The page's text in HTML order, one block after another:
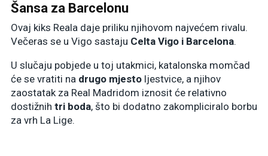
Šansa za Barcelonu
Ovaj kiks Reala daje priliku njihovom najvećem rivalu.
Večeras se u Vigo sastaju Celta Vigo i Barcelona.
U slučaju pobjede u toj utakmici, katalonska momčad
će se vratiti na drugo mjesto ljestvice, a njihov
zaostatak za Real Madridom iznosit će relativno
dostižnih tri boda, što bi dodatno zakompliciralo borbu
za vrh La Lige.